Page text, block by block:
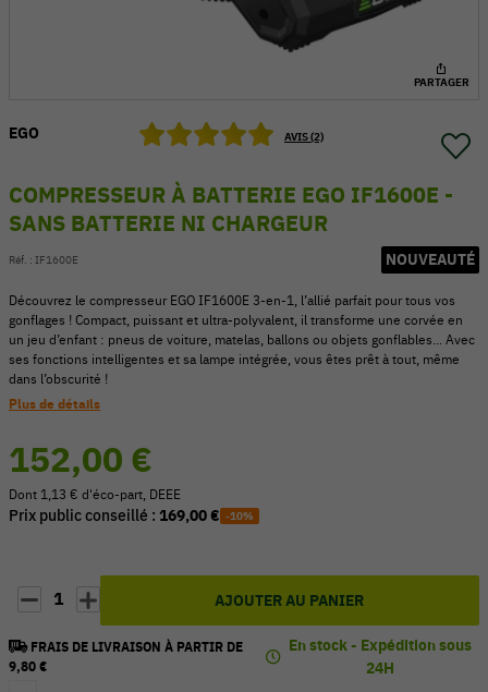
V
PARTAGER
EGO AVIS (2)
COMPRESSEUR À BATTERIE EGO IF1600E -
SANS BATTERIE NI CHARGEUR
Réf. : IF1600E NOUVEAUTÉ
Découvrez le compresseur EGO IF1600E 3-en-1, l’allié parfait pour tous vos
gonflages ! Compact, puissant et ultra-polyvalent, il transforme une corvée en
un jeu d’enfant : pneus de voiture, matelas, ballons ou objets gonflables... Avec
ses fonctions intelligentes et sa lampe intégrée, vous êtes prêt à tout, même
dans l’obscurité !
Plus de détails
152,00 €
Dont 1,13 € d'éco-part, DEEE
Prix public conseillé : 169,00 € -10%
1 AJOUTER AU PANIER
FRAIS DE LIVRAISON À PARTIR DE
9,80 €
En stock - Expédition sous
24H